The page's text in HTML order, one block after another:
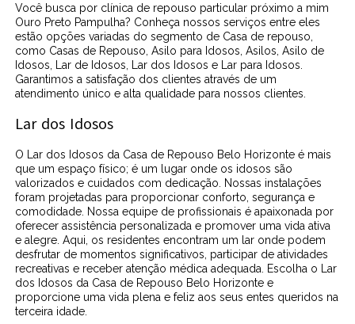
Você busca por clínica de repouso particular próximo a mim
Ouro Preto Pampulha? Conheça nossos serviços entre eles
estão opções variadas do segmento de Casa de repouso,
como Casas de Repouso, Asilo para Idosos, Asilos, Asilo de
Idosos, Lar de Idosos, Lar dos Idosos e Lar para Idosos.
Garantimos a satisfação dos clientes através de um
atendimento único e alta qualidade para nossos clientes.
Lar dos Idosos
O Lar dos Idosos da Casa de Repouso Belo Horizonte é mais
que um espaço físico; é um lugar onde os idosos são
valorizados e cuidados com dedicação. Nossas instalações
foram projetadas para proporcionar conforto, segurança e
comodidade. Nossa equipe de profissionais é apaixonada por
oferecer assistência personalizada e promover uma vida ativa
e alegre. Aqui, os residentes encontram um lar onde podem
desfrutar de momentos significativos, participar de atividades
recreativas e receber atenção médica adequada. Escolha o Lar
dos Idosos da Casa de Repouso Belo Horizonte e
proporcione uma vida plena e feliz aos seus entes queridos na
terceira idade.